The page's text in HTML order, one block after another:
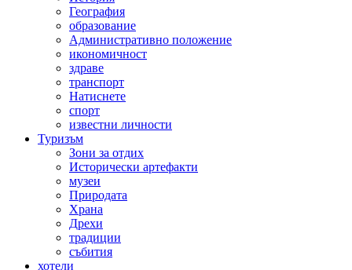
География
образование
Административно положение
икономичност
здраве
транспорт
Натиснете
спорт
известни личности
Туризъм
Зони за отдих
Исторически артефакти
музеи
Природата
Храна
Дрехи
традиции
събития
хотели